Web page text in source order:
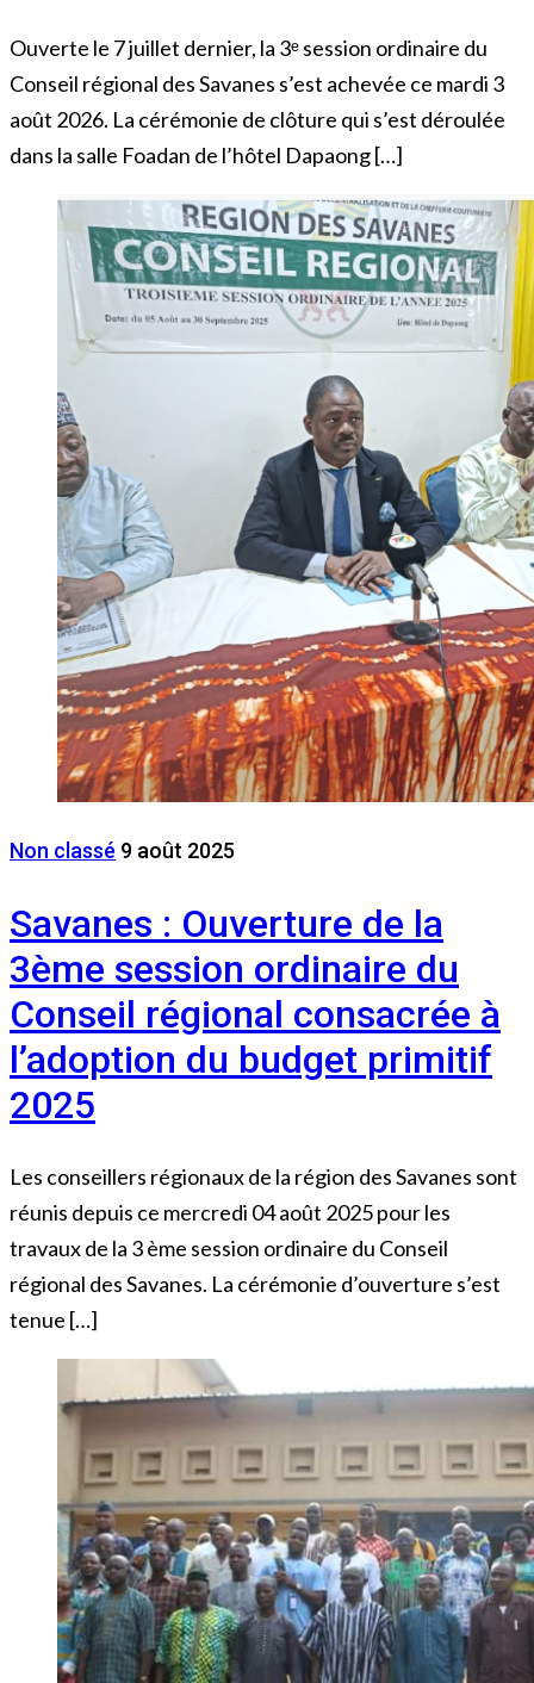
Ouverte le 7 juillet dernier, la 3ᵉ session ordinaire du
Conseil régional des Savanes s’est achevée ce mardi 3
août 2026. La cérémonie de clôture qui s’est déroulée
dans la salle Foadan de l’hôtel Dapaong […]
Non classé 9 août 2025
Savanes : Ouverture de la
3ème session ordinaire du
Conseil régional consacrée à
l’adoption du budget primitif
2025
Les conseillers régionaux de la région des Savanes sont
réunis depuis ce mercredi 04 août 2025 pour les
travaux de la 3 ème session ordinaire du Conseil
régional des Savanes. La cérémonie d’ouverture s’est
tenue […]